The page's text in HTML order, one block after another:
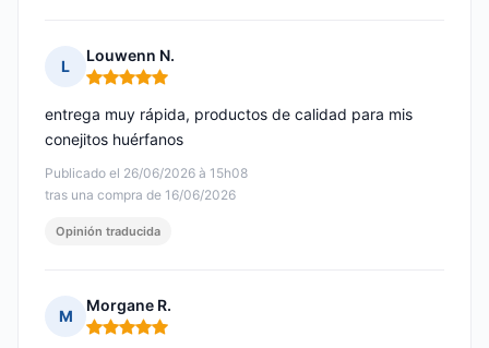
L
Louwenn N.
Nota: 5 de 5
Publicado el 26/06/2026 à 15h08
tras una compra de 16/06/2026
entrega muy rápida, productos de calidad para mis
conejitos huérfanos
Opinión traducida
M
Morgane R.
Nota: 5 de 5